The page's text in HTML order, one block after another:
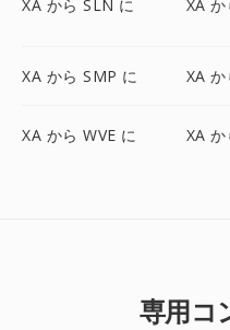
XA から SLN に XA
XA から SMP に XA
XA から WVE に XA
専用コ